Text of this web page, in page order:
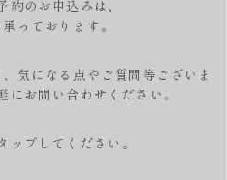
約のお申込みは、
っております。
気になる点やご質問等ございま
にお問い合わせください。
プしてください。